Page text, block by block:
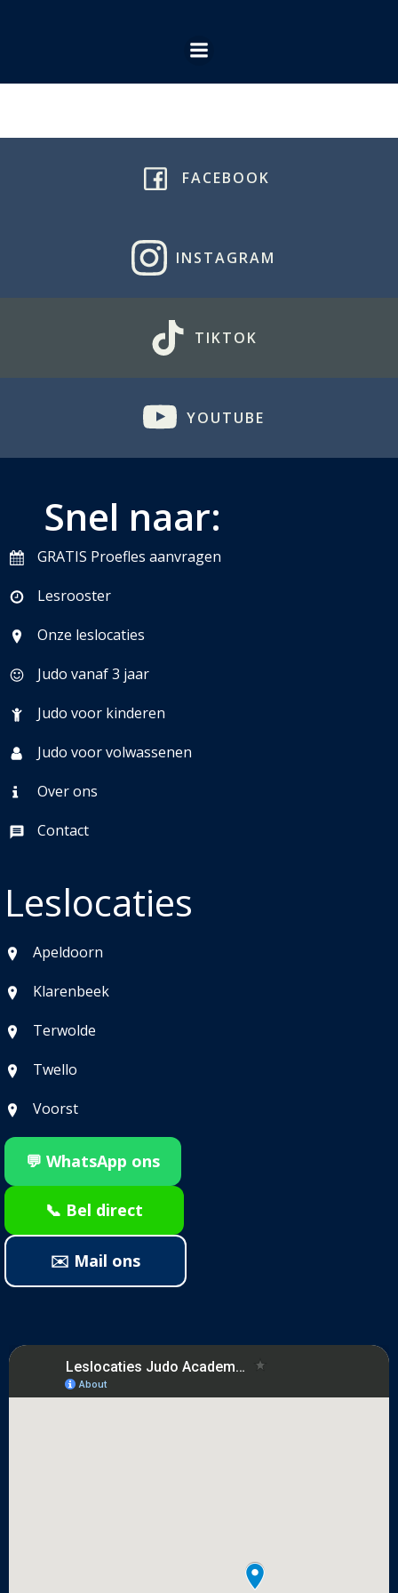
de
FACEBOOK
INSTAGRAM
TIKTOK
YOUTUBE
Snel naar:
GRATIS Proefles aanvragen
Lesrooster
Onze leslocaties
Judo vanaf 3 jaar
Judo voor kinderen
Judo voor volwassenen
Over ons
Contact
Leslocaties
Apeldoorn
Klarenbeek
Terwolde
Twello
Voorst
💬 WhatsApp ons
📞 Bel direct
✉️ Mail ons